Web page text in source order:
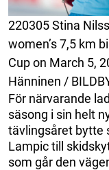
220305 Stina
women’s 7,5 km
Cup on March 5,
Hänninen /
För närvarande
säsong i sin helt
tävlingsåret bytte
Lampic till
som går den